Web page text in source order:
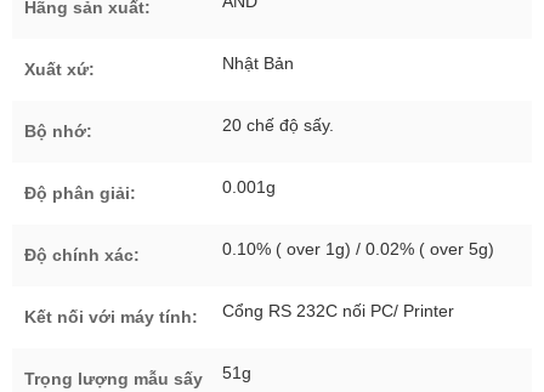
Hãng sản xuất:
Xuất xứ: Nhật Bản
Bộ nhớ: 20 chế độ sấy.
Độ phân giải: 0.001g
Độ chính xác: 0.10% ( over 1g) / 0.02% ( over 5g)
Kết nối với máy tính: Cổng RS 232C nối PC/ Printer
Trọng lượng mẫu sấy
51g